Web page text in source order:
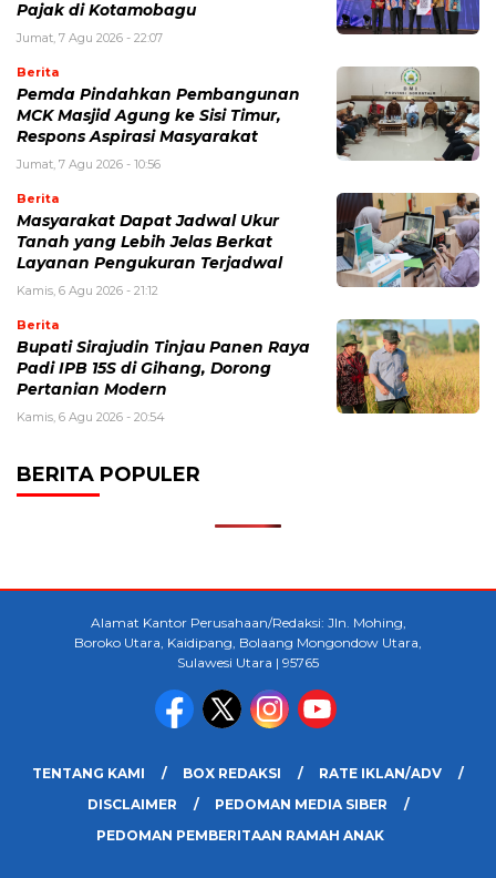
Pajak di Kotamobagu
Jumat, 7 Agu 2026 - 22:07
Berita
Pemda Pindahkan Pembangunan
MCK Masjid Agung ke Sisi Timur,
Respons Aspirasi Masyarakat
Jumat, 7 Agu 2026 - 10:56
Berita
Masyarakat Dapat Jadwal Ukur
Tanah yang Lebih Jelas Berkat
Layanan Pengukuran Terjadwal
Kamis, 6 Agu 2026 - 21:12
Berita
Bupati Sirajudin Tinjau Panen Raya
Padi IPB 15S di Gihang, Dorong
Pertanian Modern
Kamis, 6 Agu 2026 - 20:54
BERITA POPULER
Alamat Kantor Perusahaan/Redaksi: Jln. Mohing,
Boroko Utara, Kaidipang, Bolaang Mongondow Utara,
Sulawesi Utara | 95765
TENTANG KAMI BOX REDAKSI
RATE IKLAN/ADV
DISCLAIMER
PEDOMAN MEDIA SIBER
PEDOMAN PEMBERITAAN RAMAH ANAK